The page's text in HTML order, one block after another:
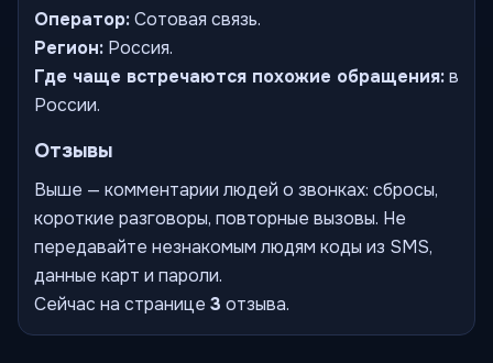
Оператор:Сотовая связь.
Регион: Россия.
Где чаще встречаются похожие обращения:в
России.
Отзывы
Выше — комментарии людей о звонках: сбросы,
короткие разговоры, повторные вызовы. Не
передавайте незнакомым людям коды из SMS,
данные карт и пароли.
Сейчас на странице 3 отзыва.